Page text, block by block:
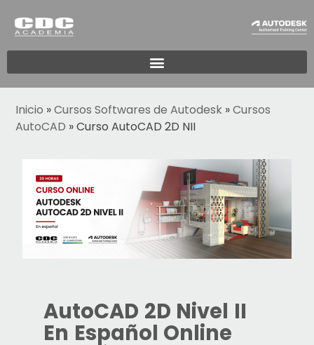
Inicio »Cursos Softwares de Autodesk »Cursos
AutoCAD »Curso AutoCAD 2D NII
AutoCAD 2D Nivel II
En Español Online